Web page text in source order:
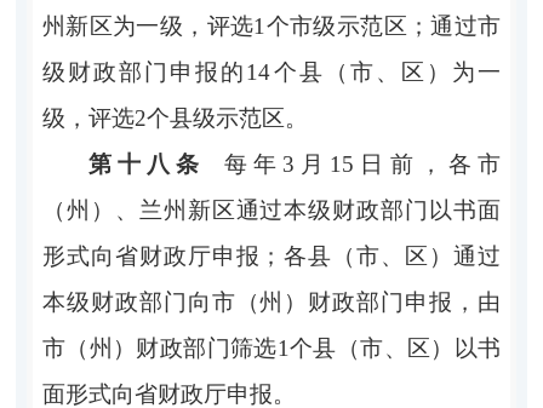
州新区为一级，评选1个市级示范区；通过市
级财政部门申报的14个县（市、区）为一
级，评选2个县级示范区。
第十八条
每年 3月15日前，各市
（州）、兰州新区通过本级财政部门以书面
形式向省财政厅申报；各县（市、区）通过
本级财政部门向市（州）财政部门申报，由
市（州）财政部门筛选1个县（市、区）以书
面形式向省财政厅申报。